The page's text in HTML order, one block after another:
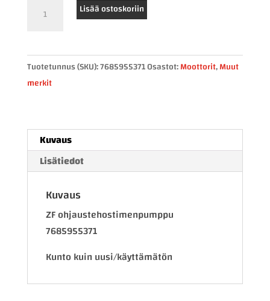
ohjaustehostimenpumppu
määrä
Lisää ostoskoriin
Tuotetunnus (SKU):7685955371Osastot:Moottorit,Muut
merkit
Kuvaus
Lisätiedot
Kuvaus
ZF ohjaustehostimenpumppu
7685955371
Kunto kuin uusi/käyttämätön